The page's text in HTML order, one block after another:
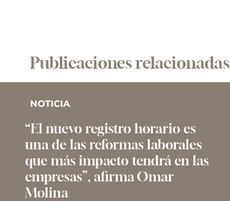
Publicaciones relacionadas
NOTICIA
“El nuevo registro horario es
una de las reformas laborales
que más impacto tendrá en las
empresas”, afirma Omar
Molina